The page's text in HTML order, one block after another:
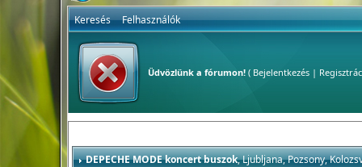
Keresés Felhasználók
Üdvözlünk a fórumon!( Bejelentkezés|
DEPECHE MODE koncert buszok, Ljubljana, Pozsony,